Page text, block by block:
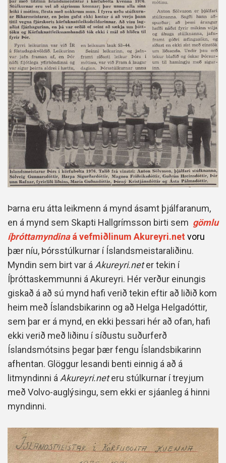
Þarna eru átta leikmenn á mynd ásamt þjálfaranum,
en á mynd sem Skapti Hallgrímsson birti sem gömlu
íþróttamyndinaá vefmiðlinum Akureyri.net voru
þær níu, Þórsstúlkurnar í Íslandsmeistaraliðinu.
Myndin sem birt var áAkureyri.neter tekin í
Íþróttaskemmunni á Akureyri. Hér verður einungis
giskað á að sú mynd hafi verið tekin eftir að liðið kom
heim með Íslandsbikarinn og að Helga Helgadóttir,
sem þar er á mynd, en ekki þessari hér að ofan, hafi
ekki verið með liðinu í síðustu suðurferð
Íslandsmótsins þegar þær fengu Íslandsbikarinn
afhentan. Glöggur lesandi benti einnig á að á
litmyndinni áAkureyri.neteru stúlkurnar í treyjum
með Volvo-auglýsingu, sem ekki er sjáanleg á hinni
myndinni.